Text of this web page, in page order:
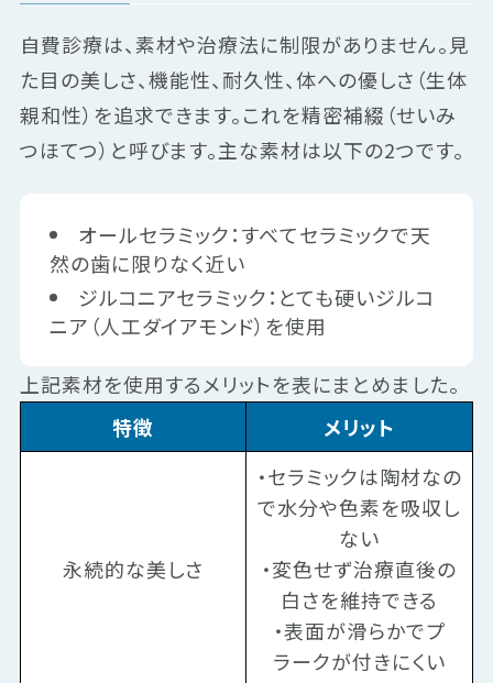
自費診療は、素材や治療法に制限がありません。見
た目の美しさ、機能性、耐久性、体への優しさ（生体
親和性）を追求できます。これを精密補綴（せいみ
つほてつ）と呼びます。主な素材は以下の2つです。
オールセラミック：すべてセラミックで天
然の歯に限りなく近い
ジルコニアセラミック：とても硬いジルコ
ニア（人工ダイアモンド）を使用
上記素材を使用するメリットを表にまとめました。
特徴
メリット
永続的な美しさ
・セラミックは陶材なの
で水分や色素を吸収し
ない
・変色せず治療直後の
白さを維持できる
・表面が滑らかでプ
ラークが付きにくい